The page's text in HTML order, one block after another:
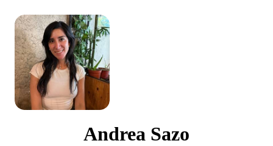
Andrea Sazo